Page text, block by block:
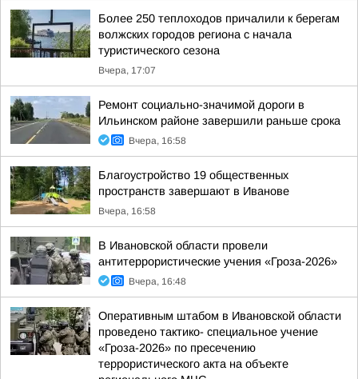
Более 250 теплоходов причалили к берегам
волжских городов региона с начала
туристического сезона
Вчера, 17:07
Ремонт социально-значимой дороги в
Ильинском районе завершили раньше срока
Вчера, 16:58
Благоустройство 19 общественных
пространств завершают в Иванове
Вчера, 16:58
В Ивановской области провели
антитеррористические учения «Гроза-2026»
Вчера, 16:48
Оперативным штабом в Ивановской области
проведено тактико- специальное учение
«Гроза-2026» по пресечению
террористического акта на объекте